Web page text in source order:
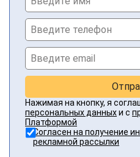
Нажимая на кнопку, я
персональных данныхи с
Платформой
Согласен на получение
рекламной рассылки